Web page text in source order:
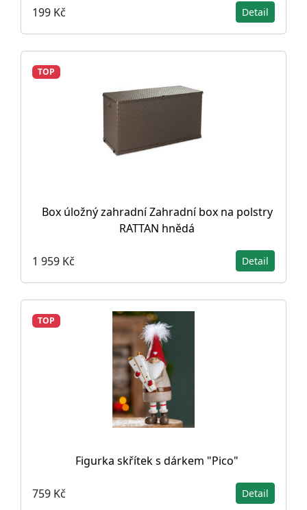
199 Kč Detail
TOP
Box úložný zahradní Zahradní box na polstry
RATTAN hnědá
1 959 Kč Detail
TOP
Figurka skřítek s dárkem "Pico"
759 Kč Detail